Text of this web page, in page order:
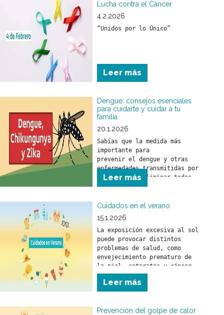
sencillas como:
Lucha contra el Cáncer
4.2.2026
“Unidos por lo Único”
Leer más
Dengue: consejos esenciales
para cuidarte y cuidar a tu
familia
20.1.2026
Sabías que la medida más
importante para
prevenir el dengue y otras
enfermedades transmitidas por
mosquitos es eliminar todos
los objetos o recipientes que
criaderos.
Leer más
Cuidados en el verano
15.1.2026
La exposición excesiva al sol
puede provocar distintos
problemas de salud, como
envejecimiento prematuro de
la piel, cataratas y cáncer
de piel.
Leer más
Prevención del golpe de calor